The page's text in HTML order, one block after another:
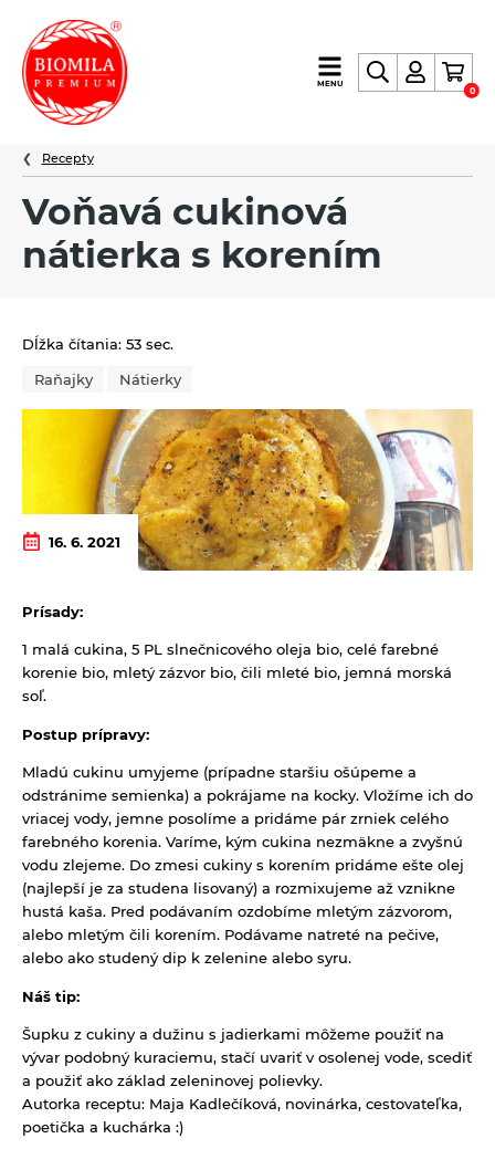
výroba
a
nielen
MENU
0
Recepty
Voňavá cukinová
nátierka s korením
Raňajky Nátierky
Dĺžka čítania: 53 sec.
16. 6. 2021
Prísady:
1 malá cukina, 5 PL slnečnicového oleja bio, celé farebné
korenie bio, mletý zázvor bio, čili mleté bio, jemná morská
soľ.
Postup prípravy:
Mladú cukinu umyjeme (prípadne staršiu ošúpeme a
odstránime semienka) a pokrájame na kocky. Vložíme ich do
vriacej vody, jemne posolíme a pridáme pár zrniek celého
farebného korenia. Varíme, kým cukina nezmäkne a zvyšnú
vodu zlejeme. Do zmesi cukiny s korením pridáme ešte olej
(najlepší je za studena lisovaný) a rozmixujeme až vznikne
hustá kaša. Pred podávaním ozdobíme mletým zázvorom,
alebo mletým čili korením. Podávame natreté na pečive,
alebo ako studený dip k zelenine alebo syru.
Náš tip:
Šupku z cukiny a dužinu s jadierkami môžeme použiť na
vývar podobný kuraciemu, stačí uvariť v osolenej vode, scediť
a použiť ako základ zeleninovej polievky.
Autorka receptu: Maja Kadlečíková, novinárka, cestovateľka,
poetička a kuchárka :)